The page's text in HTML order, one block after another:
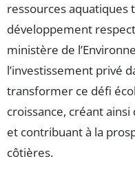
ressources aquatiques
développement
ministère de
l’investissement privé
transformer ce défi
croissance, créant
et contribuant à la
côtières.